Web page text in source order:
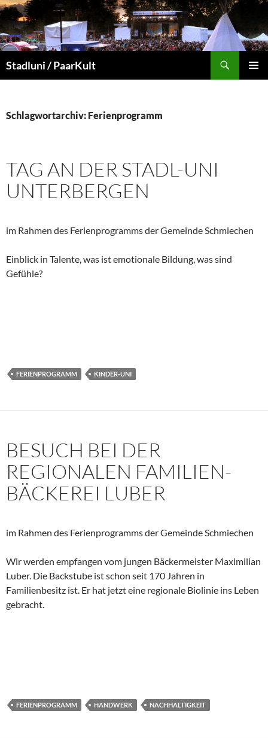
Zum
Inhalt
springen
Stadluni / PaarKult
Schlagwortarchiv: Ferienprogramm
TAG AN DER STADL-UNI
UNTERBERGEN
im Rahmen des Ferienprogramms der Gemeinde Schmiechen
Einblick in Talente, was ist emotionale Bildung, was sind
Gefühle?
FERIENPROGRAMM KINDER-UNI
BESUCH BEI DER
REGIONALEN FAMILIEN-
BÄCKEREI LUBER
im Rahmen des Ferienprogramms der Gemeinde Schmiechen
Wir werden empfangen vom jungen Bäckermeister Maximilian
Luber. Die Backstube ist schon seit 170 Jahren in
Familienbesitz ist. Er hat jetzt eine regionale Biolinie ins Leben
gebracht.
FERIENPROGRAMM HANDWERK NACHHALTIGKEIT